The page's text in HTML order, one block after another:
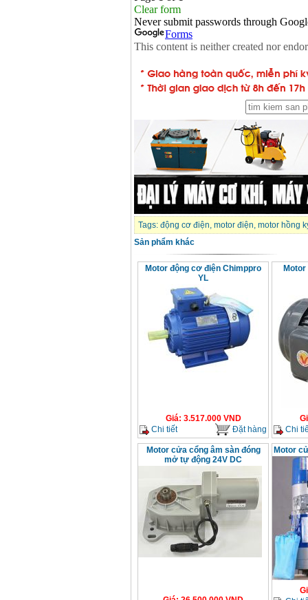
Tags: động cơ điện, motor điện, motor hồng
Sản phẩm khác
Motor động cơ điện Chimppro
YL
Giá: 3.517.000VND
Chi tiết
Đặt hàng
Motor
Chi
Motor cửa cổng âm sàn đóng
mở tự động 24V DC
Motor